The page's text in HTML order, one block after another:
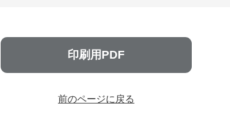
印刷用PDF
前のページに戻る